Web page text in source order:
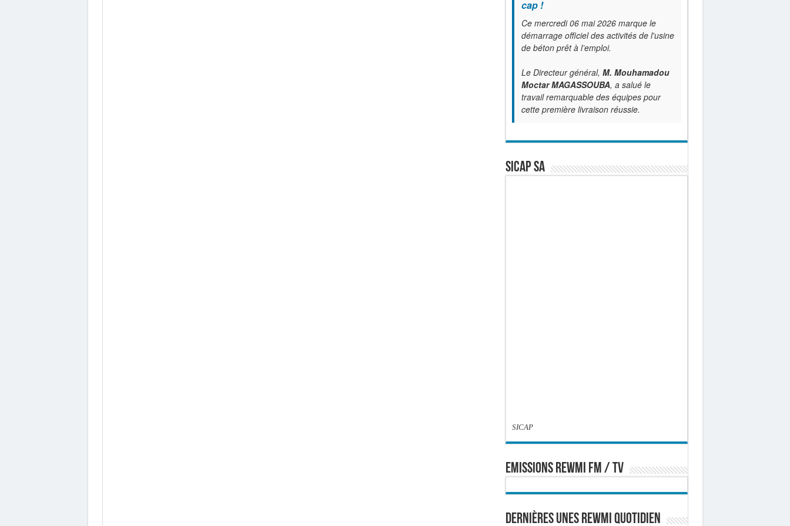
cap !
Ce mercredi 06 mai 2026 marque le
démarrage officiel des activités de l'usine
de béton prêt à l’emploi.
Le Directeur général, M. Mouhamadou
Moctar MAGASSOUBA, a salué le
travail remarquable des équipes pour
cette première livraison réussie.
SICAP SA
SICAP
EMISSIONS REWMI FM / TV
Dernières Unes Rewmi Quotidien